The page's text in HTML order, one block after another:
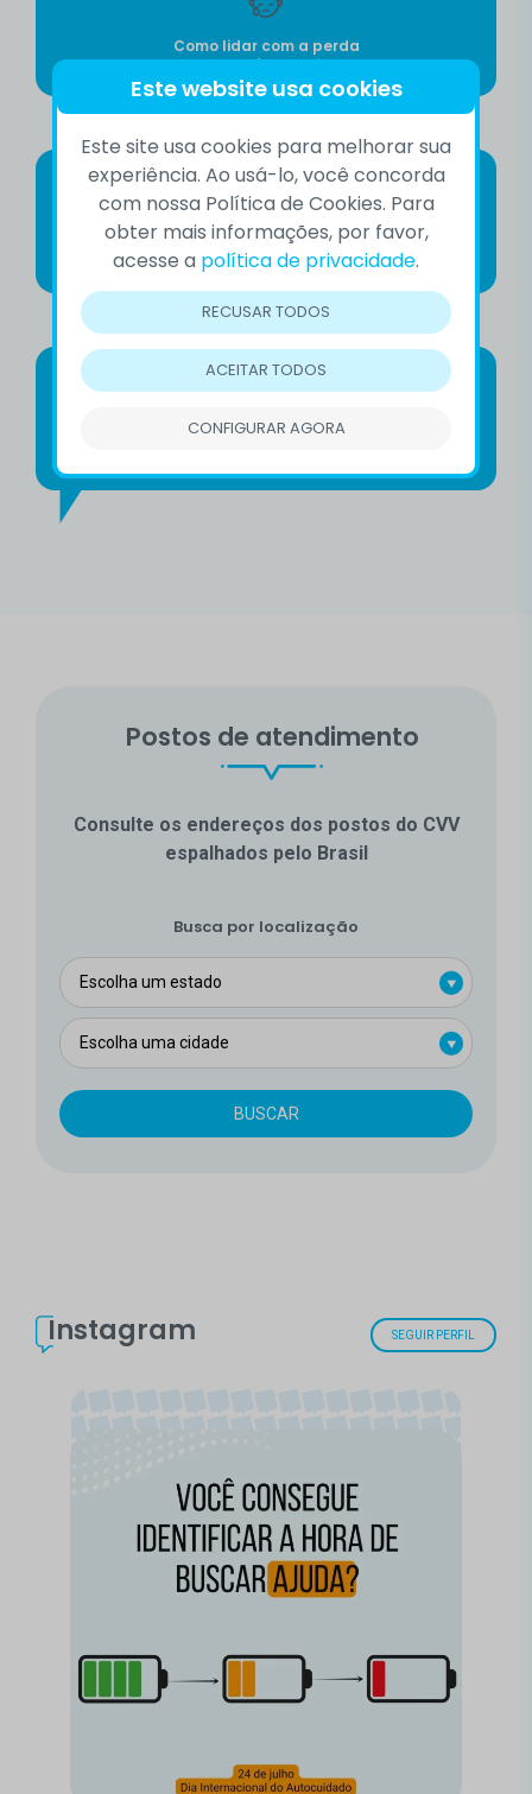
Como lidar com a perda
de alguém querido
Como falar sobre suicídio
com segurança
Como encontrar um
Postos de atendimento
Consulte os endereços dos postos do CVV
espalhados pelo Brasil
Busca por localização
Instagram SEGUIR PERFIL
Este website usa cookies
Este site usa cookies para melhorar sua
experiência. Ao usá-lo, você concorda
com nossa Política de Cookies. Para
obter mais informações, por favor,
acesse a política de privacidade.
RECUSAR TODOS
ACEITAR TODOS
CONFIGURAR AGORA